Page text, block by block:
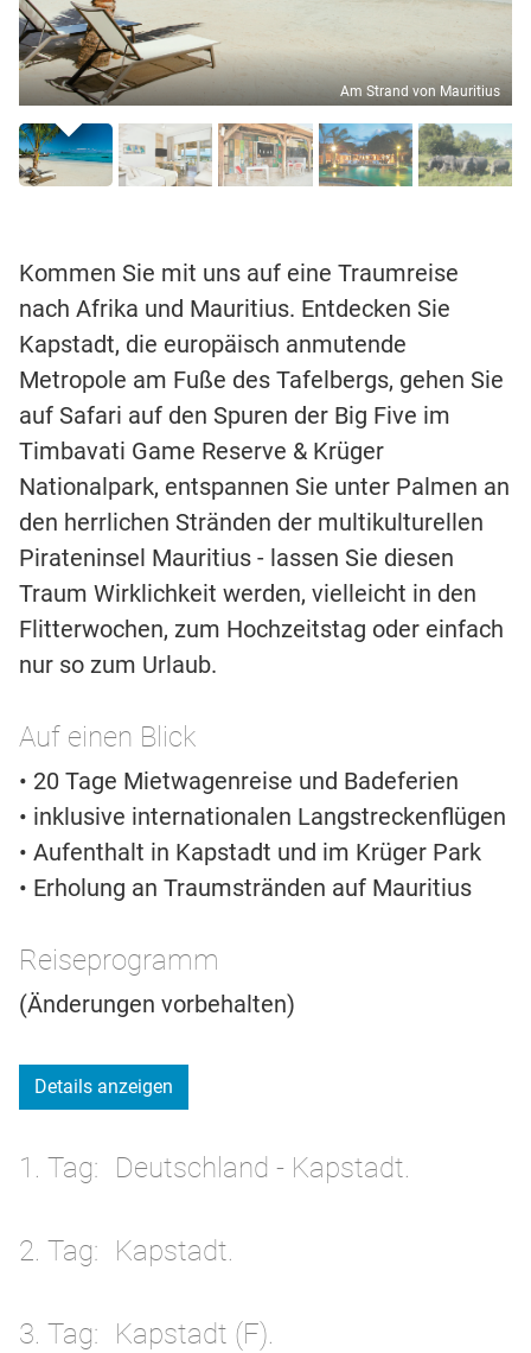
Am Strand von Mauritius
Kommen Sie mit uns auf eine Traumreise
nach Afrika und Mauritius. Entdecken Sie
Kapstadt, die europäisch anmutende
Metropole am Fuße des Tafelbergs, gehen Sie
auf Safari auf den Spuren der Big Five im
Timbavati Game Reserve & Krüger
Nationalpark, entspannen Sie unter Palmen an
den herrlichen Stränden der multikulturellen
Pirateninsel Mauritius - lassen Sie diesen
Traum Wirklichkeit werden, vielleicht in den
Flitterwochen, zum Hochzeitstag oder einfach
nur so zum Urlaub.
Auf einen Blick
• 20 Tage Mietwagenreise und Badeferien
• inklusive internationalen Langstreckenflügen
• Aufenthalt in Kapstadt und im Krüger Park
• Erholung an Traumstränden auf Mauritius
Reiseprogramm
(Änderungen vorbehalten)
Details anzeigen
1. Tag Deutschland - Kapstadt.
2. Tag Kapstadt.
3. Tag Kapstadt (F).